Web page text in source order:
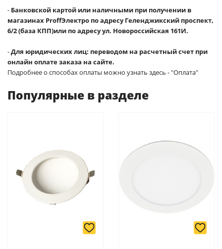
- Банковской картой или наличными при получении в
магазинах ProffЭлектро по адресу Геленджикский проспект,
6/2 (база КПП)или по адресу ул. Новороссийская 161И.
-Для юридических лиц: переводом на расчетный счет при
онлайн оплате заказа на сайте.
Подробнее о способах оплаты можно узнать здесь - "Оплата"
Популярные в разделе